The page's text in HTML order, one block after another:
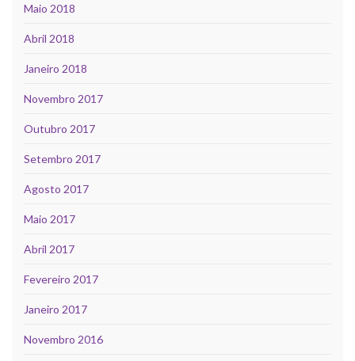
Maio 2018
Abril 2018
Janeiro 2018
Novembro 2017
Outubro 2017
Setembro 2017
Agosto 2017
Maio 2017
Abril 2017
Fevereiro 2017
Janeiro 2017
Novembro 2016